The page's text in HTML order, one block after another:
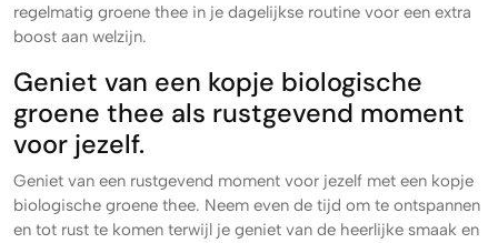
regelmatig groene thee in je dagelijkse routine voor een extra
boost aan welzijn.
Geniet van een kopje biologische
groene thee als rustgevend moment
voor jezelf.
Geniet van een rustgevend moment voor jezelf met een kopje
biologische groene thee. Neem even de tijd om te ontspannen
en tot rust te komen terwijl je geniet van de heerlijke smaak en